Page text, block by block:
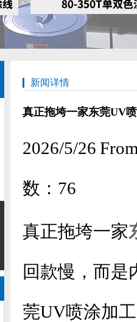
新闻详情
真正拖垮一家东莞UV
2026/5/26
数： 76
真正拖垮一家
回款慢，而是
莞UV喷涂加